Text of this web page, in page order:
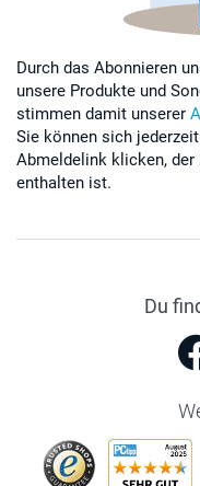
Durch das Abonnieren
unsere Produkte und
stimmen damit unserer
Sie können sich
Abmeldelink klicken,
enthalten ist.
Du